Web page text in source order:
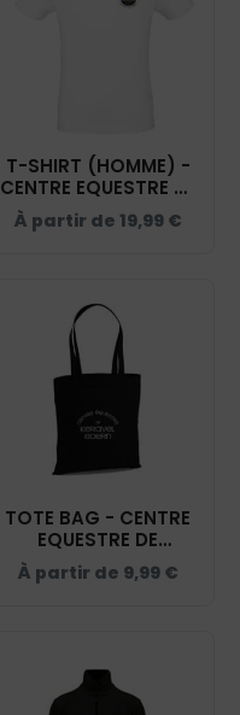
T-SHIRT (HOMME) -
CENTRE EQUESTRE DE
KERAVEL - BC03T
À partir de 19,99 €
TOTE BAG - CENTRE
EQUESTRE DE
KERAVEL - NOIR -
WM101
À partir de 9,99 €